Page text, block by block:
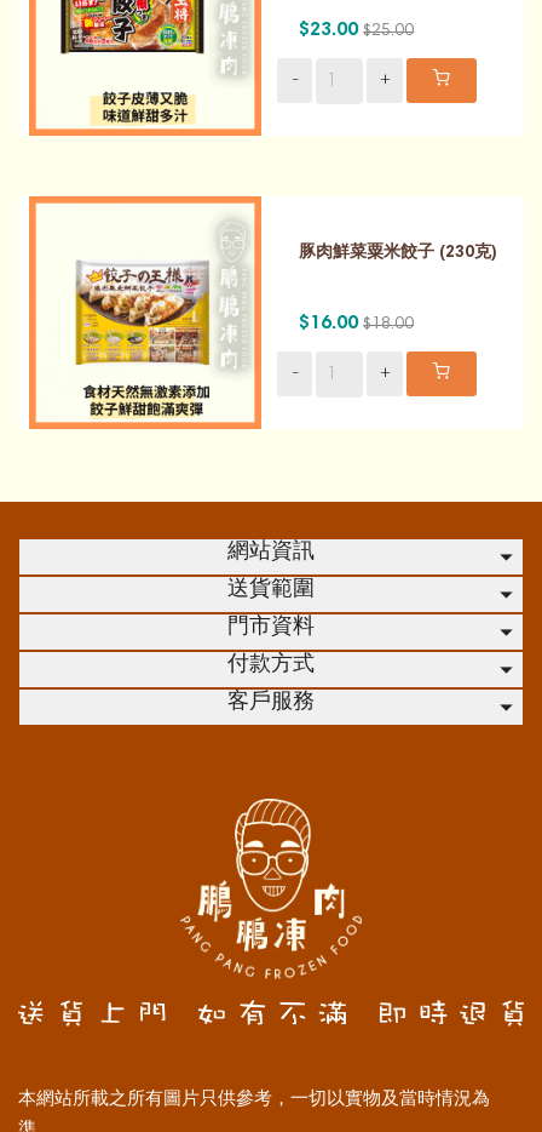
$23.00 $25.00
- +
豚肉鮮菜粟米餃子 (230克)
$16.00 $18.00
- +
網站資訊
送貨範圍
門市資料
付款方式
客戶服務
本網站所載之所有圖片只供參考，一切以實物及當時情況為
準。